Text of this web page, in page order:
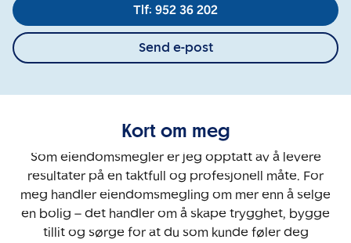
Tlf: 952 36 202
Send e-post
Kort om meg
Som eiendomsmegler er jeg opptatt av å levere
resultater på en taktfull og profesjonell måte. For
meg handler eiendomsmegling om mer enn å selge
en bolig – det handler om å skape trygghet, bygge
tillit og sørge for at du som kunde føler deg